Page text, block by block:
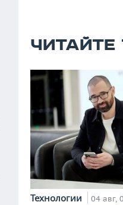
Технологии 04 авг,